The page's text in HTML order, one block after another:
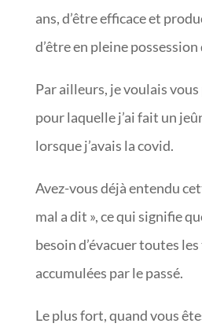
ans, d’être efficace et
d’être en pleine possession
Par ailleurs, je voulais
pour laquelle j’ai fait un
lorsque j’avais la covid.
Avez-vous déjà entendu
mal a dit », ce qui signifie
besoin d’évacuer toutes
accumulées par le passé.
Le plus fort, quand vous